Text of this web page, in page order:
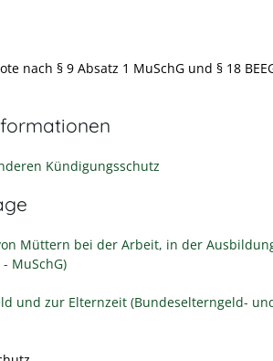
nach § 9 Absatz 1 MuSchG und § 18
Kündigungsschutz
Müttern bei der Arbeit, in der
MuSchG)
und zur Elternzeit (Bundeselterngeld-